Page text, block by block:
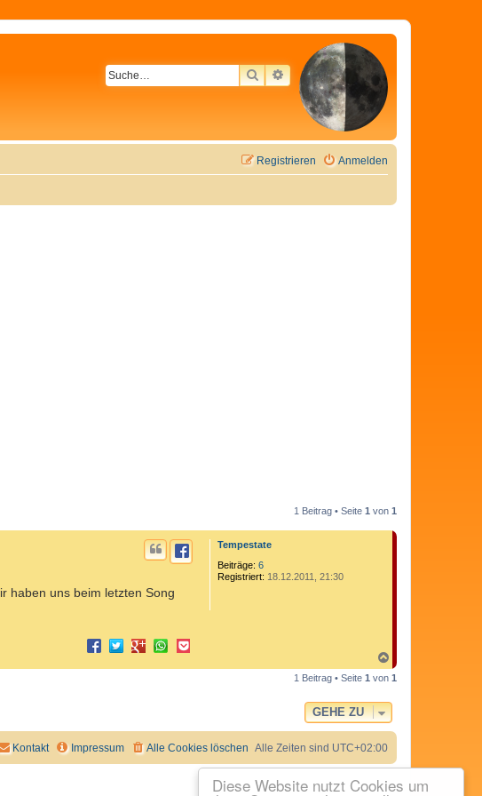
Diese Website nutzt Cookies um
SUCHEERWEITERTE SUCHE
Anmelden
Registrieren
1 Beitrag • Seite 1 von 1
Tempestate
Beiträge: 6
Registriert: 18.12.2011, 21:30
haben uns beim letzten Song
a
c
o
b
e
1 Beitrag • Seite 1 von 1
GEHE ZU
Alle Zeiten sind UTC+02:00
Alle Cookies löschen
Impressum
Kontakt